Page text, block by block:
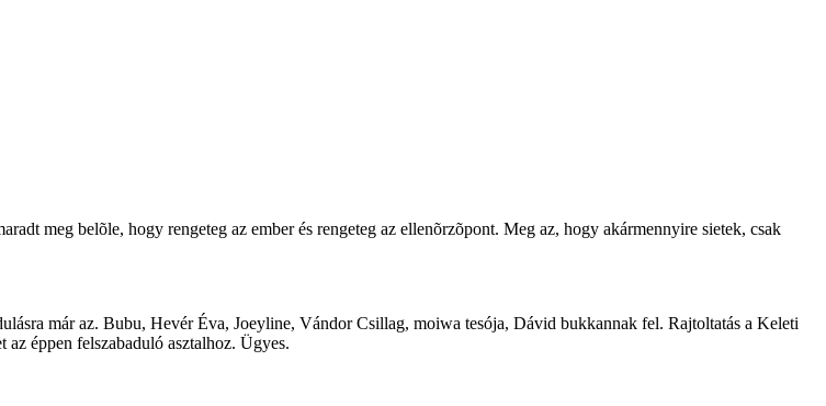
meg belõle, hogy rengeteg az ember és rengeteg az ellenõrzõpont. Meg az, hogy akármennyire sietek, csak
már az. Bubu, Hevér Éva, Joeyline, Vándor Csillag, moiwa tesója, Dávid bukkannak fel. Rajtoltatás a Keleti
éppen felszabaduló asztalhoz. Ügyes.